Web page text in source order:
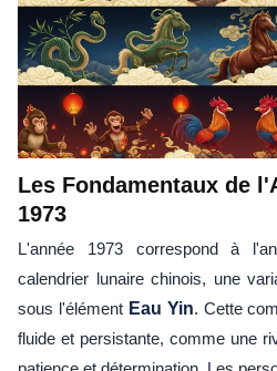
Les Fondamentaux de
1973
L'année 1973 correspond à
calendrier lunaire chinois, une
sous l'élément Eau Yin. Cette
fluide et persistante, comme une